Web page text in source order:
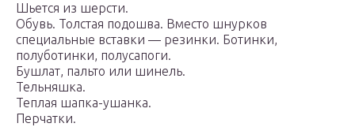
Шьется из шерсти.
Обувь. Толстая подошва. Вместо шнурков
специальные вставки — резинки. Ботинки,
полуботинки, полусапоги.
Бушлат, пальто или шинель.
Тельняшка.
Теплая шапка-ушанка.
Перчатки.